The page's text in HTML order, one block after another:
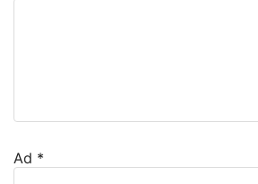
Ad *